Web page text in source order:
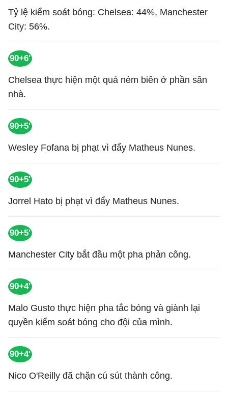
Tỷ lệ kiểm soát bóng: Chelsea: 44%, Manchester
City: 56%.
90+6'
Chelsea thực hiện một quả ném biên ở phần sân
nhà.
90+5'
Wesley Fofana bị phạt vì đẩy Matheus Nunes.
90+5'
Jorrel Hato bị phạt vì đẩy Matheus Nunes.
90+5'
Manchester City bắt đầu một pha phản công.
90+4'
Malo Gusto thực hiện pha tắc bóng và giành lại
quyền kiểm soát bóng cho đội của mình.
90+4'
Nico O'Reilly đã chặn cú sút thành công.